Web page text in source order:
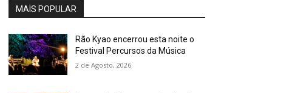
MAIS POPULAR
Rão Kyao encerrou esta noite o
Festival Percursos da Música
2 de Agosto, 2026